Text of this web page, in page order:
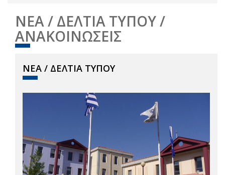
ΝΕΑ / ΔΕΛΤΙΑ ΤΥΠΟΥ /
ΑΝΑΚΟΙΝΩΣΕΙΣ
ΝΕΑ / ΔΕΛΤΙΑ ΤΥΠΟΥ